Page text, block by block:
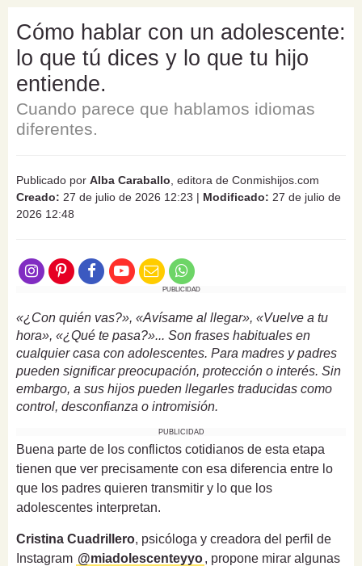
Cómo hablar con un adolescente:
lo que tú dices y lo que tu hijo
entiende.
Cuando parece que hablamos idiomas
diferentes.
Publicado por Alba Caraballo , editora de Conmishijos.com
Creado: 27 de julio de 2026 12:23 | Modificado: 27 de julio de
2026 12:48
PUBLICIDAD
«¿Con quién vas?», «Avísame al llegar», «Vuelve a tu
hora», «¿Qué te pasa?»... Son frases habituales en
cualquier casa con adolescentes. Para madres y padres
pueden significar preocupación, protección o interés. Sin
embargo, a sus hijos pueden llegarles traducidas como
control, desconfianza o intromisión.
PUBLICIDAD
Buena parte de los conflictos cotidianos de esta etapa
tienen que ver precisamente con esa diferencia entre lo
que los padres quieren transmitir y lo que los
adolescentes interpretan.
Cristina Cuadrillero, psicóloga y creadora del perfil de
Instagram @miadolescenteyyo, propone mirar algunas